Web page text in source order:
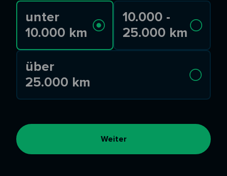
unter
10.000 km
10.000 -
25.000 km
über
25.000 km
Weiter